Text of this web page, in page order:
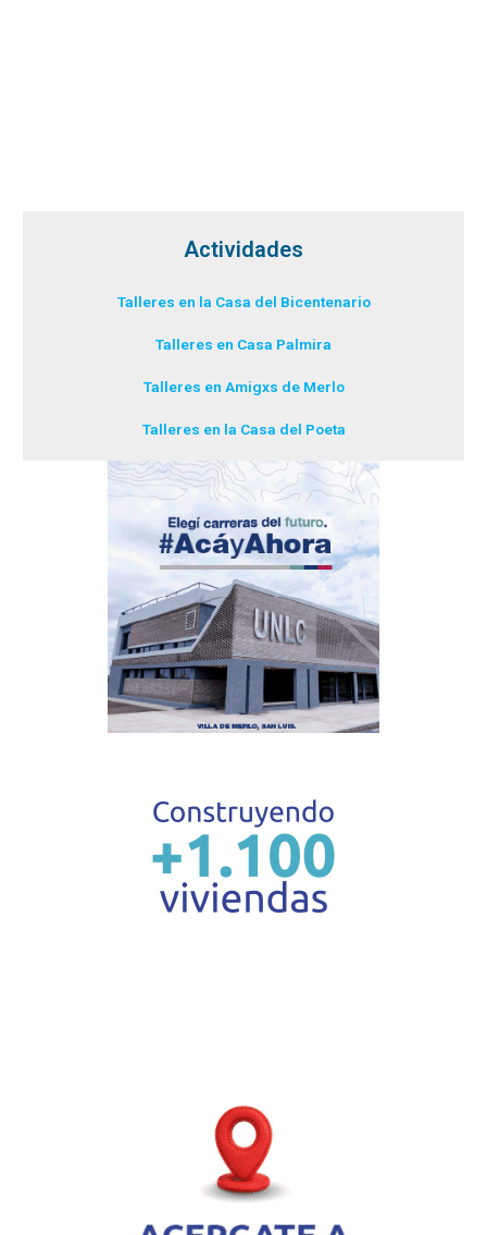
Actividades
Talleres en la Casa del Bicentenario
Talleres en Casa Palmira
Talleres en Amigxs de Merlo
Talleres en la Casa del Poeta